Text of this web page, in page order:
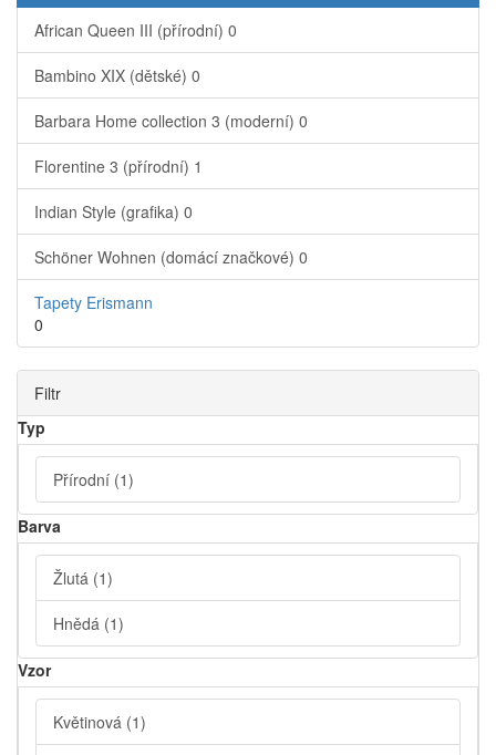
African Queen III (přírodní) 0
Bambino XIX (dětské) 0
Barbara Home collection 3 (moderní) 0
Florentine 3 (přírodní) 1
Indian Style (grafika) 0
Schöner Wohnen (domácí značkové) 0
Tapety Erismann
0
Filtr
Typ
Přírodní (1)
Barva
Žlutá (1)
Hnědá (1)
Vzor
Květinová (1)